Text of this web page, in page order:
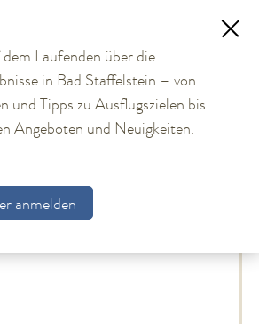
Laufenden über die
in Bad Staffelstein – von
und Tipps zu Ausflugszielen bis
Angeboten und Neuigkeiten.
anmelden